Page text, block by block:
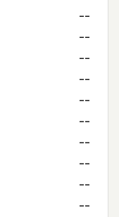
--
--
--
--
--
--
--
--
--
--